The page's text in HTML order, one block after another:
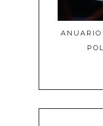
ANUARIO